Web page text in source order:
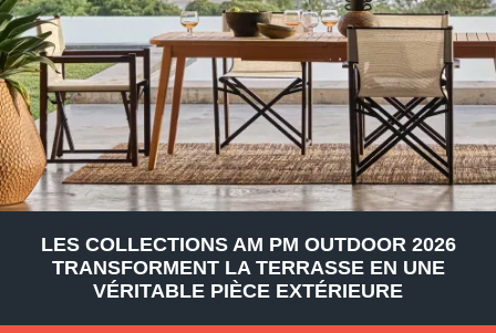
LES COLLECTIONS AM PM OUTDOOR 2026
TRANSFORMENT LA TERRASSE EN UNE
VÉRITABLE PIÈCE EXTÉRIEURE